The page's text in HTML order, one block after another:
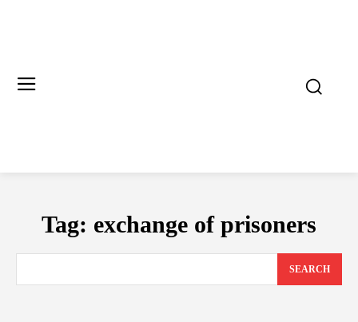
Tag: exchange of prisoners
SEARCH